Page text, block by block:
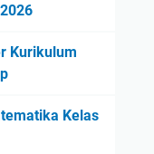
Kurikulum
Kelas